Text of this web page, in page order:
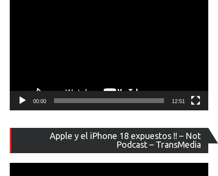
00:00 12:51
Apple y el iPhone 18 expuestos !! – Not
Podcast – TransMedia
de